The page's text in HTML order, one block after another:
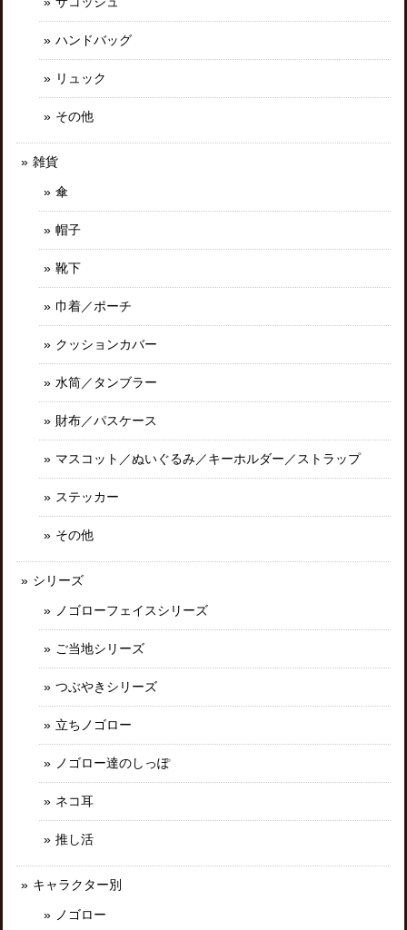
ハンドバッグ
リュック
その他
雑貨
傘
帽子
靴下
巾着／ポーチ
クッションカバー
水筒／タンブラー
財布／パスケース
マスコット／ぬいぐるみ／キーホルダー／ストラップ
ステッカー
その他
シリーズ
ノゴローフェイスシリーズ
ご当地シリーズ
つぶやきシリーズ
立ちノゴロー
ノゴロー達のしっぽ
ネコ耳
推し活
キャラクター別
ノゴロー